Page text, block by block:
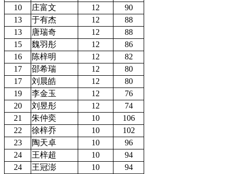
10
庄富文 12
90
13
于有杰 12
88
13
唐瑞奇 12
88
15
魏羽彤 12
86
16
陈梓明 12
82
17
邵希瑞 12
80
17
刘晨皓 12
80
19
李金玉 12
76
20
刘昱彤 12
74
21
朱仲奕 10
106
22
徐梓乔 10
102
23
陶天卓 10
96
24
王梓超 10
94
24
王冠澎 10
94